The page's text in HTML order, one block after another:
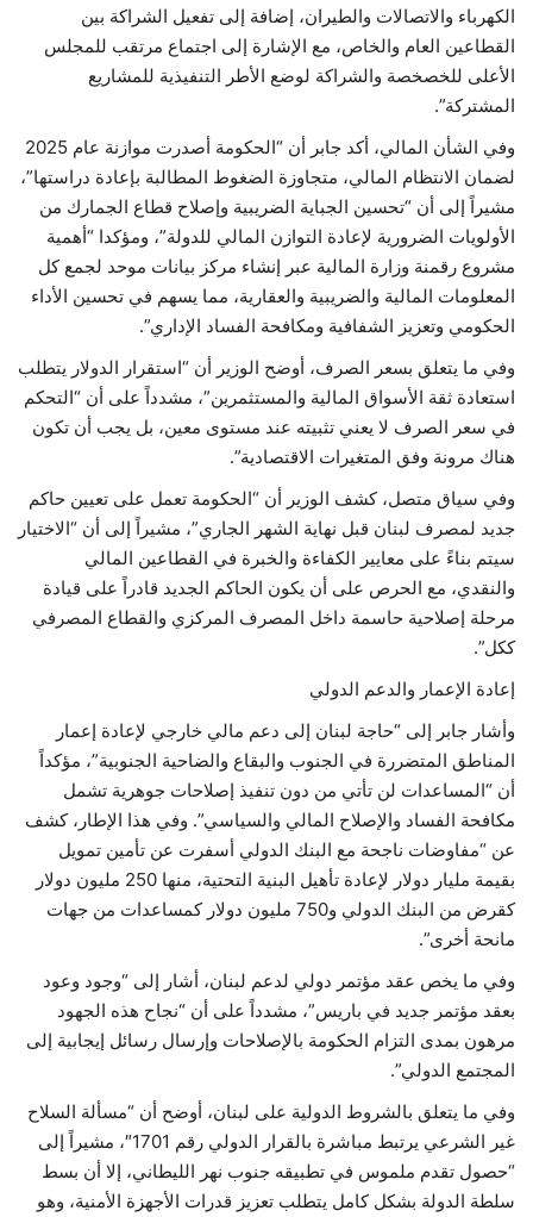
الكهرباء والاتصالات والطيران، إضافة إلى تفعيل الشراكة بين
القطاعين العام والخاص، مع الإشارة إلى اجتماع مرتقب للمجلس
الأعلى للخصخصة والشراكة لوضع الأطر التنفيذية للمشاريع
المشتركة”.
وفي الشأن المالي، أكد جابر أن “الحكومة أصدرت موازنة عام 2025
لضمان الانتظام المالي، متجاوزة الضغوط المطالبة بإعادة دراستها”،
مشيراً إلى أن “تحسين الجباية الضريبية وإصلاح قطاع الجمارك من
الأولويات الضرورية لإعادة التوازن المالي للدولة”، ومؤكدا “أهمية
مشروع رقمنة وزارة المالية عبر إنشاء مركز بيانات موحد لجمع كل
المعلومات المالية والضريبية والعقارية، مما يسهم في تحسين الأداء
الحكومي وتعزيز الشفافية ومكافحة الفساد الإداري”.
وفي ما يتعلق بسعر الصرف، أوضح الوزير أن “استقرار الدولار يتطلب
استعادة ثقة الأسواق المالية والمستثمرين”، مشدداً على أن “التحكم
في سعر الصرف لا يعني تثبيته عند مستوى معين، بل يجب أن تكون
هناك مرونة وفق المتغيرات الاقتصادية”.
وفي سياق متصل، كشف الوزير أن “الحكومة تعمل على تعيين حاكم
جديد لمصرف لبنان قبل نهاية الشهر الجاري”، مشيراً إلى أن “الاختيار
سيتم بناءً على معايير الكفاءة والخبرة في القطاعين المالي
والنقدي، مع الحرص على أن يكون الحاكم الجديد قادراً على قيادة
مرحلة إصلاحية حاسمة داخل المصرف المركزي والقطاع المصرفي
ككل”.
إعادة الإعمار والدعم الدولي
وأشار جابر إلى “حاجة لبنان إلى دعم مالي خارجي لإعادة إعمار
المناطق المتضررة في الجنوب والبقاع والضاحية الجنوبية”، مؤكداً
أن “المساعدات لن تأتي من دون تنفيذ إصلاحات جوهرية تشمل
مكافحة الفساد والإصلاح المالي والسياسي”. وفي هذا الإطار، كشف
عن “مفاوضات ناجحة مع البنك الدولي أسفرت عن تأمين تمويل
بقيمة مليار دولار لإعادة تأهيل البنية التحتية، منها 250 مليون دولار
كقرض من البنك الدولي و750 مليون دولار كمساعدات من جهات
مانحة أخرى”.
وفي ما يخص عقد مؤتمر دولي لدعم لبنان، أشار إلى “وجود وعود
بعقد مؤتمر جديد في باريس”، مشدداً على أن “نجاح هذه الجهود
مرهون بمدى التزام الحكومة بالإصلاحات وإرسال رسائل إيجابية إلى
المجتمع الدولي”.
وفي ما يتعلق بالشروط الدولية على لبنان، أوضح أن “مسألة السلاح
غير الشرعي يرتبط مباشرة بالقرار الدولي رقم 1701″، مشيراً إلى
“حصول تقدم ملموس في تطبيقه جنوب نهر الليطاني، إلا أن بسط
سلطة الدولة بشكل كامل يتطلب تعزيز قدرات الأجهزة الأمنية، وهو